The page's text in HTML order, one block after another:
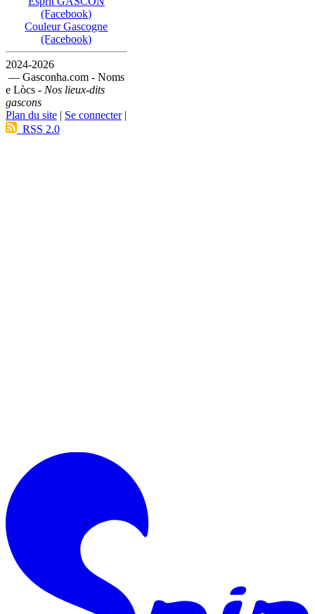
(Facebook)
Couleur Gascogne
(Facebook)
2024-2026
— Gasconha.com - Noms
e Lòcs - Nos lieux-dits
gascons
Plan du site | Se connecter|
RSS 2.0